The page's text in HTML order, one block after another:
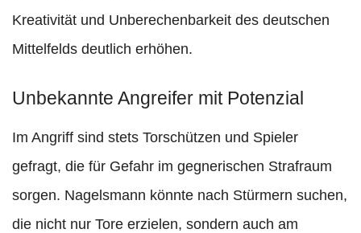
Kreativität und Unberechenbarkeit des deutschen
Mittelfelds deutlich erhöhen.
Unbekannte Angreifer mit Potenzial
Im Angriff sind stets Torschützen und Spieler
gefragt, die für Gefahr im gegnerischen Strafraum
sorgen. Nagelsmann könnte nach Stürmern suchen,
die nicht nur Tore erzielen, sondern auch am